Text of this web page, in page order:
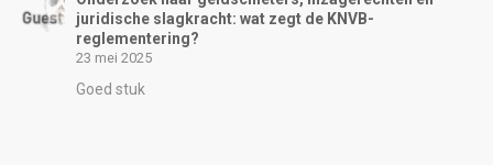
juridische slagkracht: wat zegt de KNVB-
reglementering?
23 mei 2025
Goed stuk